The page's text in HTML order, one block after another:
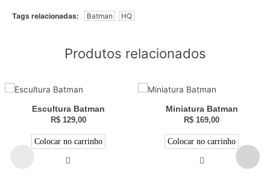
Tags relacionadas: Batman HQ
Produtos relacionados
Escultura Batman
R$129,00
Colocar no carrinho
Miniatura Batman
R$ 169,00
Colocar no carrinho